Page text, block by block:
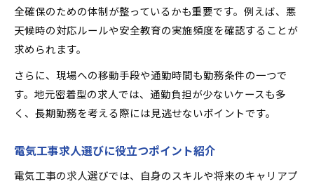
全確保のための体制が整っているかも重要です。例えば、悪
天候時の対応ルールや安全教育の実施頻度を確認することが
求められます。
さらに、現場への移動手段や通勤時間も勤務条件の一つで
す。地元密着型の求人では、通勤負担が少ないケースも多
く、長期勤務を考える際には見逃せないポイントです。
電気工事求人選びに役立つポイント紹介
電気工事の求人選びでは、自身のスキルや将来のキャリアプ